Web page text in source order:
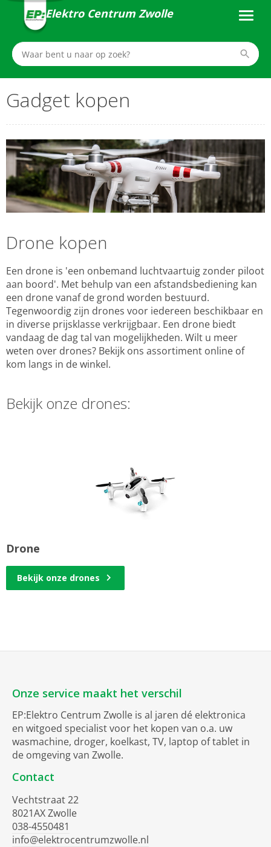
Elektro Centrum Zwolle
Gadget kopen
Drone kopen
Een drone is 'een onbemand luchtvaartuig zonder piloot
aan boord'. Met behulp van een afstandsbediening kan
een drone vanaf de grond worden bestuurd.
Tegenwoordig zijn drones voor iedereen beschikbaar en
in diverse prijsklasse verkrijgbaar. Een drone biedt
vandaag de dag tal van mogelijkheden. Wilt u meer
weten over drones? Bekijk ons assortiment online of
kom langs in de winkel.
Bekijk onze drones:
Drone
Bekijk onze drones
Onze service maakt het verschil
EP:Elektro Centrum Zwolle is al jaren dé elektronica
en witgoed specialist voor het kopen van o.a. uw
wasmachine, droger, koelkast, TV, laptop of tablet in
de omgeving van Zwolle.
Contact
Vechtstraat 22
8021AX Zwolle
038-4550481
info@elektrocentrumzwolle.nl